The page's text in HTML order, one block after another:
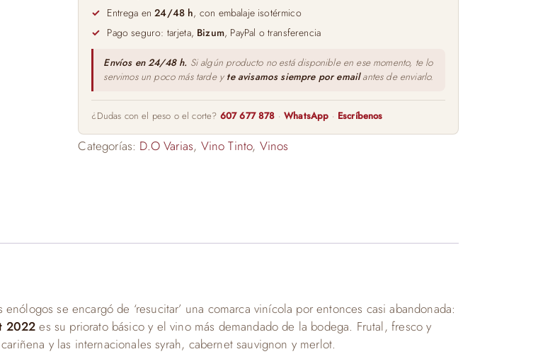
75cl
cantidad
Entrega en24/48 h, con embalaje isotérmico
Pago seguro: tarjeta, Bizum, PayPal o transferencia
Envíos en 24/48 h. Si algún producto no está disponible en ese momento, te lo
servimos un poco más tarde y te avisamos siempre por emailantes de enviarlo.
¿Dudas con el peso o el corte? 607 677 878 ·WhatsApp · Escríbenos
Categorías: D.O Varias, Vino Tinto, Vinos
se encargó de ‘resucitar’ una comarca vinícola por entonces casi abandonada:
2022 es su priorato básico y el vino más demandado de la bodega. Frutal, fresco y
y las internacionales syrah, cabernet sauvignon y merlot.